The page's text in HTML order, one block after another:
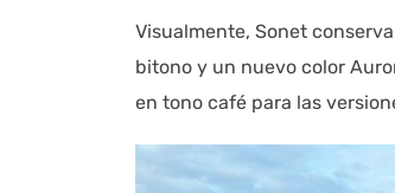
Visualmente, Sonet
bitono y un nuevo color
en tono café para las